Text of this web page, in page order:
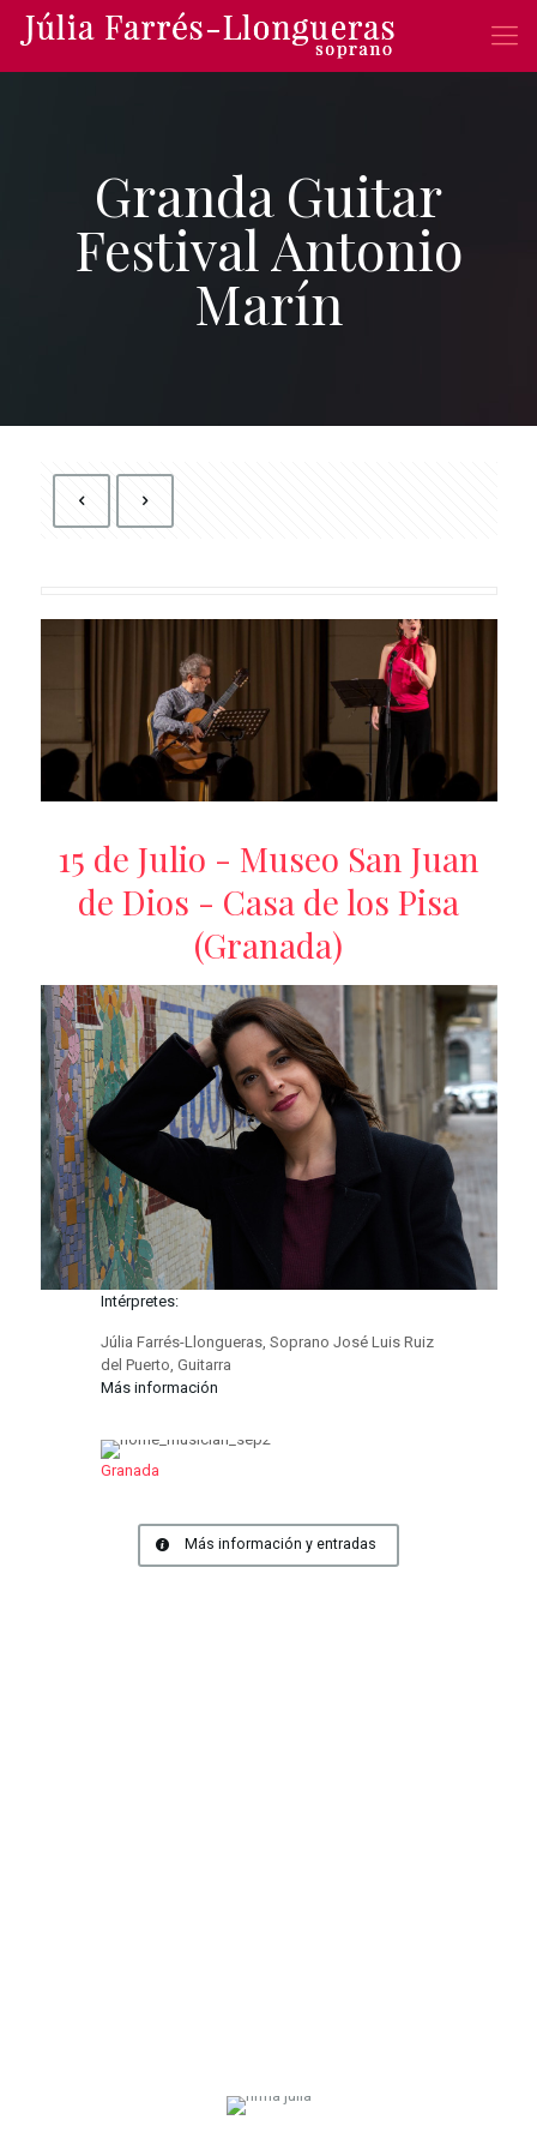
Granda Guitar
Festival Antonio
Marín
15 de Julio - Museo San Juan
de Dios - Casa de los Pisa
(Granada)
Intérpretes:
Júlia Farrés-Llongueras, Soprano José Luis Ruiz
del Puerto, Guitarra
Más información
Granada
Más información y entradas